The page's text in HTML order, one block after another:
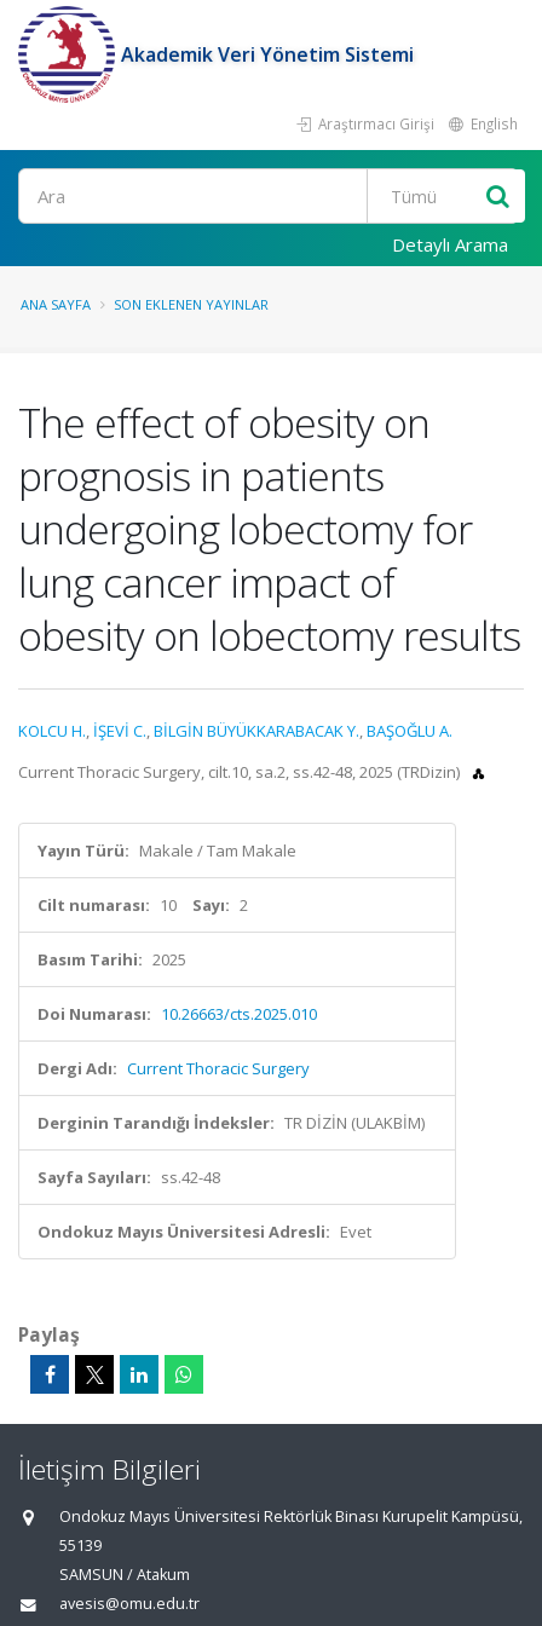
Akademik Veri Yönetim Sistemi
Araştırmacı Girişi English
Ara
Detaylı Arama
ANA SAYFA SON EKLENEN YAYINLAR
The effect of obesity on
prognosis in patients
undergoing lobectomy for
lung cancer impact of
obesity on lobectomy results
KOLCU H., İŞEVİ C.,BİLGİN BÜYÜKKARABACAK Y.,BAŞOĞLU A.
Current Thoracic Surgery, cilt.10, sa.2, ss.42-48, 2025 (TRDizin)
Yayın Türü: Makale / Tam Makale
Cilt numarası: 10 Sayı: 2
Basım Tarihi: 2025
Doi Numarası: 10.26663/cts.2025.010
Dergi Adı: Current Thoracic Surgery
Derginin Tarandığı İndeksler: TR DİZİN (ULAKBİM)
Sayfa Sayıları: ss.42-48
Ondokuz Mayıs Üniversitesi Adresli: Evet
Paylaş
İletişim Bilgileri
Ondokuz Mayıs Üniversitesi Rektörlük Binası Kurupelit Kampüsü,
55139
SAMSUN / Atakum
avesis@omu.edu.tr